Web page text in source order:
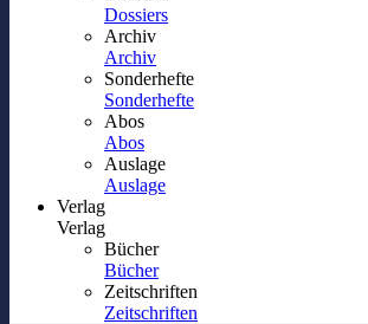
Dossiers
Archiv
Archiv
Sonderhefte
Sonderhefte
Abos
Abos
Auslage
Auslage
Verlag
Verlag
Bücher
Bücher
Zeitschriften
Zeitschriften